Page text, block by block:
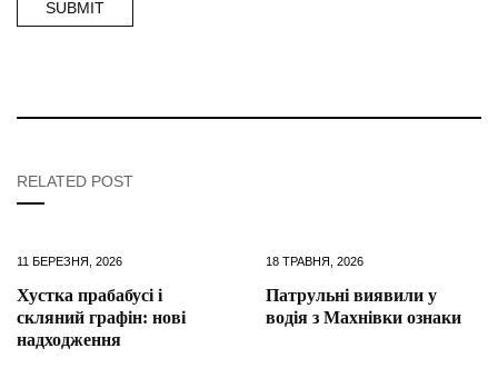
RELATED POST
11 БЕРЕЗНЯ, 2026
Хустка прабабусі і
скляний графін: нові
надходження
18 ТРАВНЯ, 2026
Патрульні виявили у
водія з Махнівки ознаки